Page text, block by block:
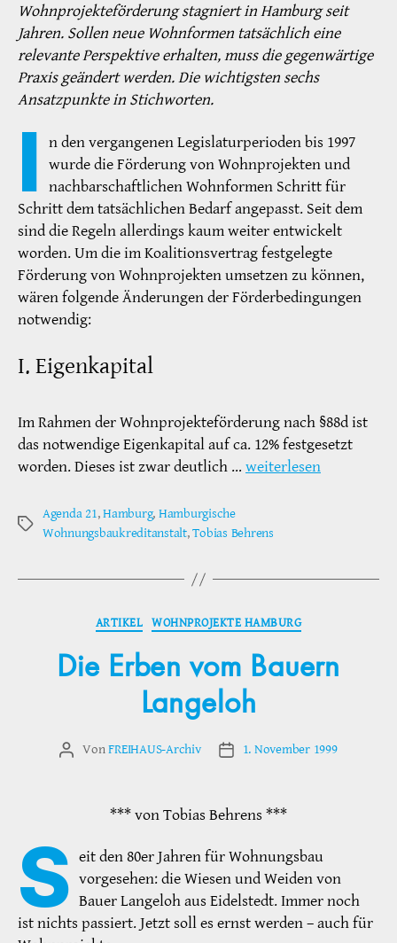
Wohnprojekteförderung stagniert in Hamburg seit
Jahren. Sollen neue Wohnformen tatsächlich eine
relevante Perspektive erhalten, muss die gegenwärtige
Praxis geändert werden. Die wichtigsten sechs
Ansatzpunkte in Stichworten.
I n den vergangenen Legislaturperioden bis 1997
wurde die Förderung von Wohnprojekten und
nachbarschaftlichen Wohnformen Schritt für
Schritt dem tatsächlichen Bedarf angepasst. Seit dem
sind die Regeln allerdings kaum weiter entwickelt
worden. Um die im Koalitionsvertrag festgelegte
Förderung von Wohnprojekten umsetzen zu können,
wären folgende Änderungen der Förderbedingungen
notwendig:
I. Eigenkapital
Im Rahmen der Wohnprojekteförderung nach §88d ist
das notwendige Eigenkapital auf ca. 12% festgesetzt
worden. Dieses ist zwar deutlich … weiterlesen
Schlagwörter
Agenda 21,Hamburg, Hamburgische
Wohnungsbaukreditanstalt,Tobias Behrens
Kategorien
ARTIKEL WOHNPROJEKTE HAMBURG
Die Erben vom Bauern
Langeloh
Beitragsautor
VonFREIHAUS-Archiv Veröffentlichungsdatum
1. November 1999
*** von Tobias Behrens ***
S eit den 80er Jahren für Wohnungsbau
vorgesehen: die Wiesen und Weiden von
Bauer Langeloh aus Eidelstedt. Immer noch
ist nichts passiert. Jetzt soll es ernst werden – auch für